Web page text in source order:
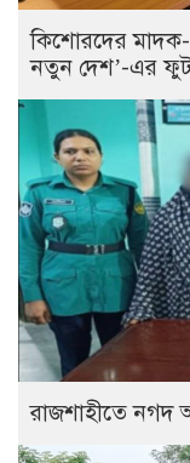
কিশোরদের
নতুন দেশ’-এর
রাজশাহীতে নগদ